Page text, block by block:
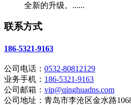
全新的升级。......
联系方式
186-5321-9163
公司电话： 0532-80812129
业务手机： 186-5321-9163
公司邮箱： vip@qinghuadns.com
公司地址：青岛市李沧区金水路